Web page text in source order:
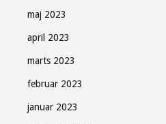
maj 2023
april 2023
marts 2023
februar 2023
januar 2023